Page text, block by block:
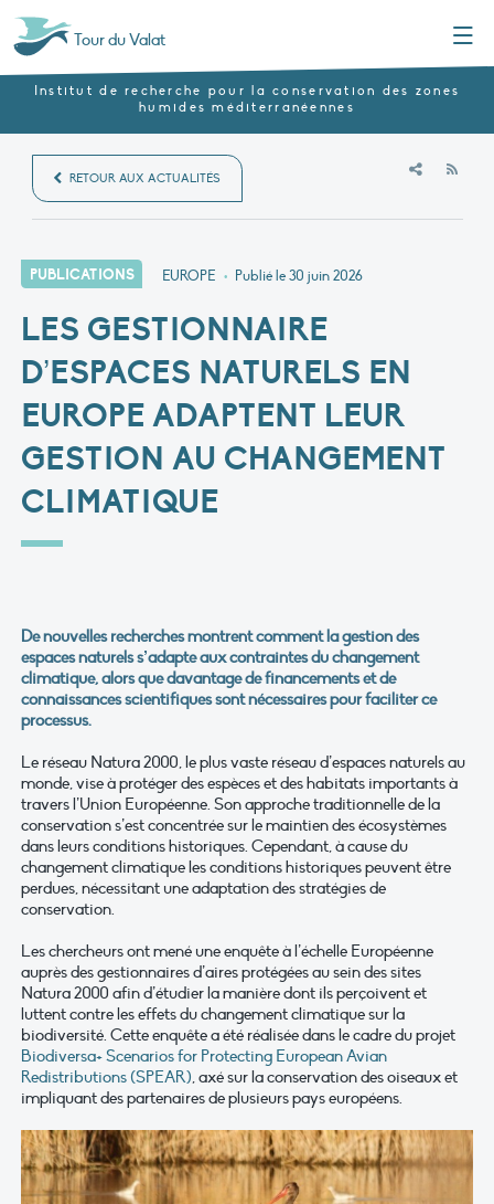
Tour du Valat
Institut de recherche pour la conservation des zones
humides méditerranéennes
RETOUR AUX ACTUALITÉS
PUBLICATIONS EUROPE • Publié le30 juin 2026
LES GESTIONNAIRE
D’ESPACES NATURELS EN
EUROPE ADAPTENT LEUR
GESTION AU CHANGEMENT
CLIMATIQUE
De nouvelles recherches montrent comment la gestion des
espaces naturels s’adapte aux contraintes du changement
climatique, alors que davantage de financements et de
connaissances scientifiques sont nécessaires pour faciliter ce
processus.
Le réseau Natura 2000, le plus vaste réseau d’espaces naturels au
monde, vise à protéger des espèces et des habitats importants à
travers l’Union Européenne. Son approche traditionnelle de la
conservation s’est concentrée sur le maintien des écosystèmes
dans leurs conditions historiques. Cependant, à cause du
changement climatique les conditions historiques peuvent être
perdues, nécessitant une adaptation des stratégies de
conservation.
Les chercheurs ont mené une enquête à l’échelle Européenne
auprès des gestionnaires d’aires protégées au sein des sites
Natura 2000 afin d’étudier la manière dont ils perçoivent et
luttent contre les effets du changement climatique sur la
biodiversité. Cette enquête a été réalisée dans le cadre du projet
Biodiversa+ Scenarios for Protecting European Avian
Redistributions (SPEAR), axé sur la conservation des oiseaux et
impliquant des partenaires de plusieurs pays européens.